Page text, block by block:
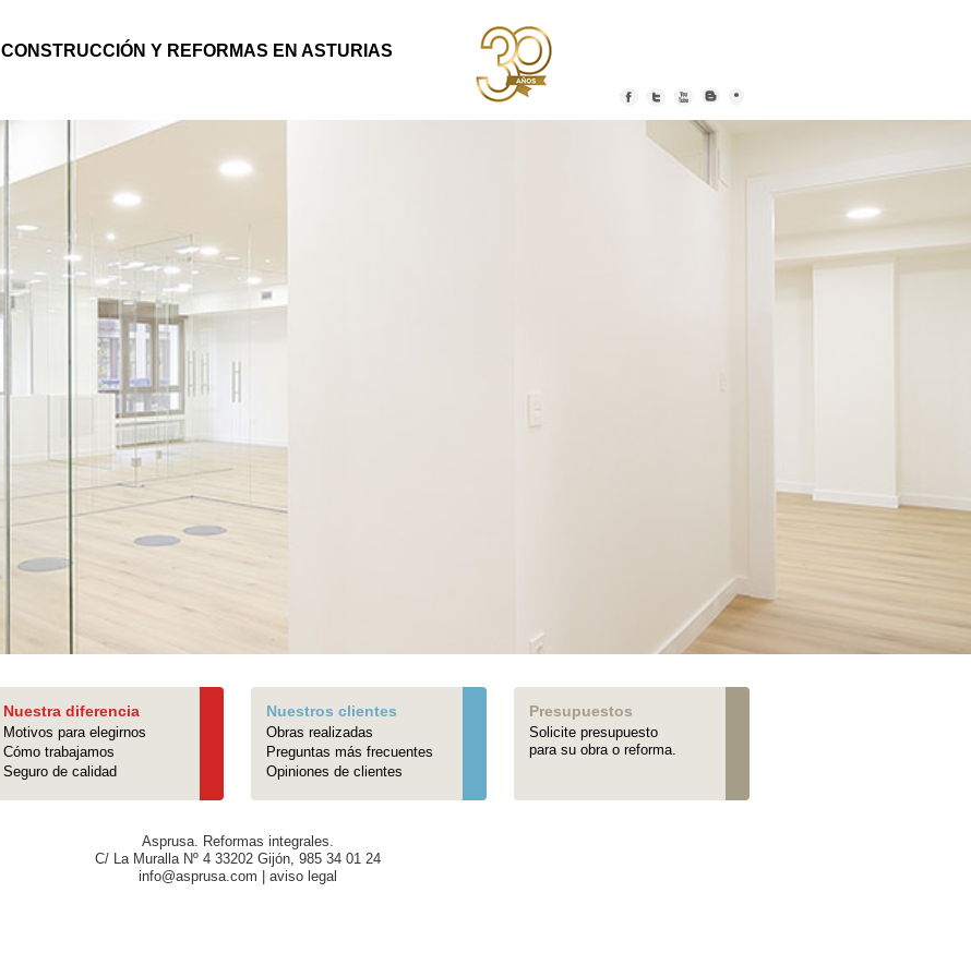
CONSTRUCCIÓN Y REFORMAS EN ASTURIAS
Nuestra diferencia
Motivos para elegirnos
Cómo trabajamos
Seguro de calidad
Nuestros clientes
Obras realizadas
Preguntas más frecuentes
Opiniones de clientes
Presupuestos
Solicite presupuesto
para su obra o reforma.
Asprusa. Reformas integrales.
C/ La Muralla Nº 4 33202 Gijón, 985 34 01 24
info@asprusa.com
aviso legal